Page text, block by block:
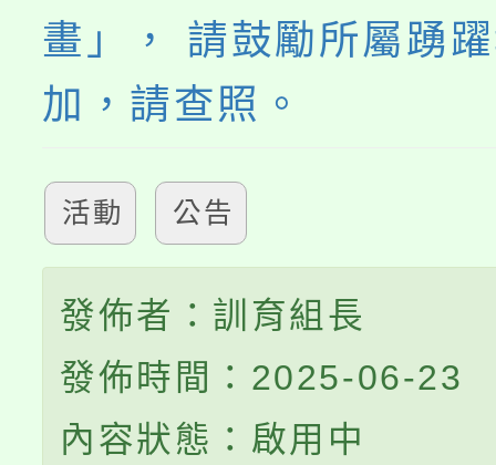
畫」， 請鼓勵所屬踴
加，請查照。
活動 公告
發佈者：訓育組長
發佈時間：2025-06-23
內容狀態：啟用中